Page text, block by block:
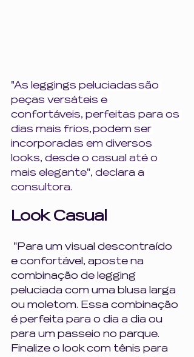
"As leggings peluciadas são
peças versáteis e
confortáveis, perfeitas para os
dias mais frios, podem ser
incorporadas em diversos
looks, desde o casual até o
mais elegante", declara a
consultora.
Look Casual
e confortável, aposte na
combinação de legging
peluciada com uma blusa larga
ou moletom. Essa combinação
é perfeita para o dia a dia ou
para um passeio no parque.
Finalize o look com tênis para